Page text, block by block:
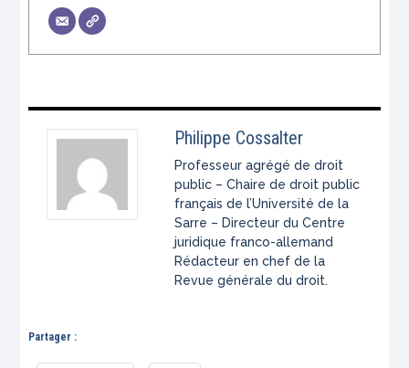
Philippe Cossalter
Professeur agrégé de droit
public – Chaire de droit public
français de l’Université de la
Sarre – Directeur du Centre
juridique franco-allemand
Rédacteur en chef de la
Revue générale du droit.
Partager :